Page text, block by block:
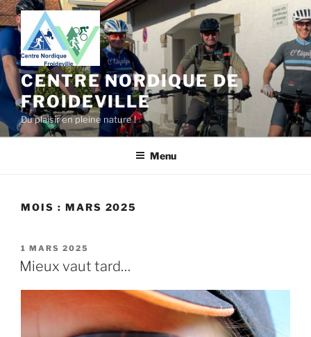
Aller
au
contenu
principal
CENTRE NORDIQUE DE
FROIDEVILLE
Du plaisir en pleine nature !
Menu
MOIS : MARS 2025
PUBLIÉ
LE
1 MARS 2025
Mieux vaut tard…